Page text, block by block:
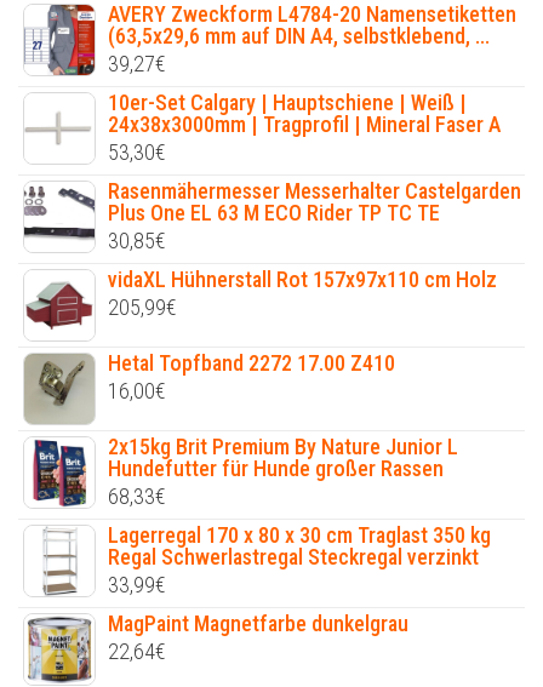
AVERY Zweckform L4784-20 Namensetiketten
(63,5x29,6 mm auf DIN A4, selbstklebend, ...
39,27€
10er-Set Calgary | Hauptschiene | Weiß |
24x38x3000mm | Tragprofil | Mineral Faser A
53,30€
Rasenmähermesser Messerhalter Castelgarden
Plus One EL 63 M ECO Rider TP TC TE
30,85€
vidaXL Hühnerstall Rot 157x97x110 cm Holz
205,99€
Hetal Topfband 2272 17.00 Z410
16,00€
2x15kg Brit Premium By Nature Junior L
Hundefutter für Hunde großer Rassen
68,33€
Lagerregal 170 x 80 x 30 cm Traglast 350 kg
Regal Schwerlastregal Steckregal verzinkt
33,99€
MagPaint Magnetfarbe dunkelgrau
22,64€